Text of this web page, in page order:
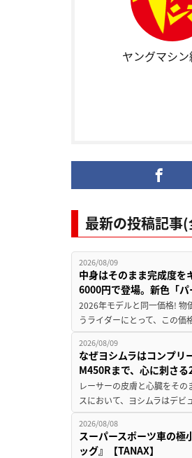
ヤングマシ
最新の投稿記事
2026/08/09
中身はそのまま完成度
6000円で登場。新色「
2026年モデルと同一価格! 物
うライダーにとって、この
2026/08/09
なぜヨシムラはコンプリ
M450Rまで、心に刺さ
レーサーの皮膚と心臓をその
スにおいて、ヨシムラはデ
2026/08/08
スーパースポーツ車の極
ッグ』【TANAX】